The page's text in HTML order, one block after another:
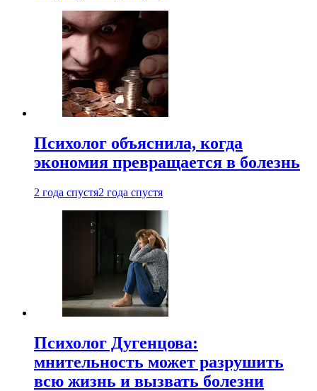
Психолог объяснила, когда
экономия превращается в болезнь
2 года спустя2 года спустя
Психолог Дугенцова:
мнительность может разрушить
всю жизнь и вызвать болезни